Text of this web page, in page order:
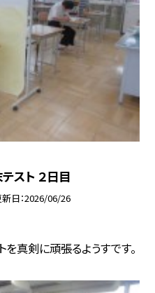
テスト ２日目
日 2026/06/26
を真剣に頑張るようすです。